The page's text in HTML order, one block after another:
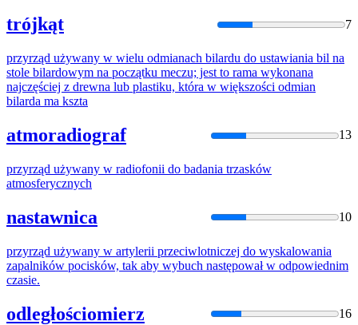
trójkąt 7
przyrząd używany w wielu odmianach bilardu do ustawiania bil na
stole bilardowym na początku meczu; jest to rama wykonana
najczęściej z drewna lub plastiku, która w większości odmian
bilarda ma kszta
atmoradiograf 13
przyrząd używany w radiofonii do badania trzasków
atmosferycznych
nastawnica 10
przyrząd używany w artylerii przeciwlotniczej do wyskalowania
zapalników pocisków, tak aby wybuch następowałw odpowiednim
czasie.
odległościomierz 16